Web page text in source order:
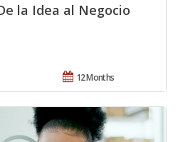
la Idea al Negocio
12 Months